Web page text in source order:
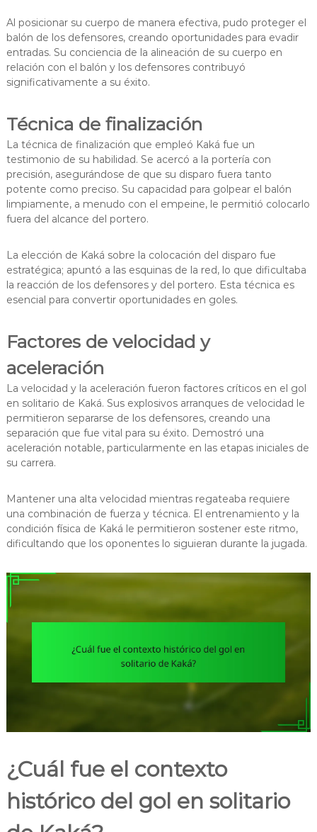
Al posicionar su cuerpo de manera efectiva, pudo proteger el
balón de los defensores, creando oportunidades para evadir
entradas. Su conciencia de la alineación de su cuerpo en
relación con el balón y los defensores contribuyó
significativamente a su éxito.
Técnica de finalización
La técnica de finalización que empleó Kaká fue un
testimonio de su habilidad. Se acercó a la portería con
precisión, asegurándose de que su disparo fuera tanto
potente como preciso. Su capacidad para golpear el balón
limpiamente, a menudo con el empeine, le permitió colocarlo
fuera del alcance del portero.
La elección de Kaká sobre la colocación del disparo fue
estratégica; apuntó a las esquinas de la red, lo que dificultaba
la reacción de los defensores y del portero. Esta técnica es
esencial para convertir oportunidades en goles.
Factores de velocidad y
aceleración
La velocidad y la aceleración fueron factores críticos en el gol
en solitario de Kaká. Sus explosivos arranques de velocidad le
permitieron separarse de los defensores, creando una
separación que fue vital para su éxito. Demostró una
aceleración notable, particularmente en las etapas iniciales de
su carrera.
Mantener una alta velocidad mientras regateaba requiere
una combinación de fuerza y técnica. El entrenamiento y la
condición física de Kaká le permitieron sostener este ritmo,
dificultando que los oponentes lo siguieran durante la jugada.
¿Cuál fue el contexto
histórico del gol en solitario